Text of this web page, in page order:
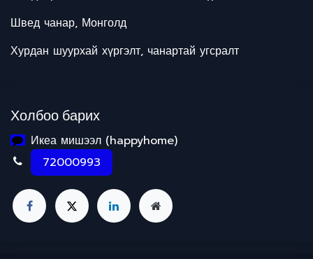
Швед чанар, Монголд
Хурдан шуурхай хүргэлт, чанартай угсралт
Холбоо барих
Икеа мишээл (happyhome)
72000993